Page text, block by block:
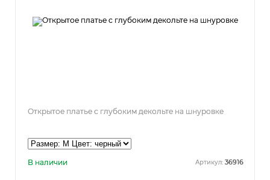
Открытое платье с глубоким декольте на шнуровке
В наличии Артикул: 36916